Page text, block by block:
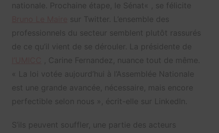
nationale. Prochaine étape, le Sénat« , se félicite
sur Twitter. L’ensemble des
professionnels du secteur semblent plutôt rassurés
de ce qu’il vient de se dérouler. La présidente de
, Carine Fernandez, nuance tout de même.
« La loi votée aujourd’hui à l’Assemblée Nationale
est une grande avancée, nécessaire, mais encore
perfectible selon nous », écrit-elle sur LinkedIn.
S’ils peuvent souffler, une partie des acteurs